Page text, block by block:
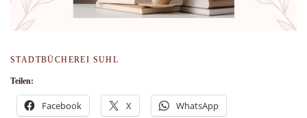
STADTBÜCHEREI SUHL
Teilen:
Facebook X WhatsApp